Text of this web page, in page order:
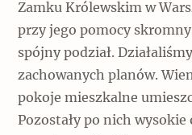
Zamku Królewskim w
przy jego pomocy
spójny podział.
zachowanych planów.
pokoje mieszkalne
Pozostały po nich